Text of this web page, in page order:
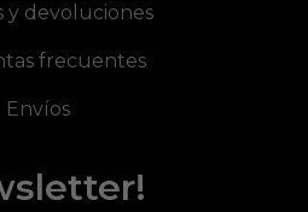
y devoluciones
frecuentes
Envíos